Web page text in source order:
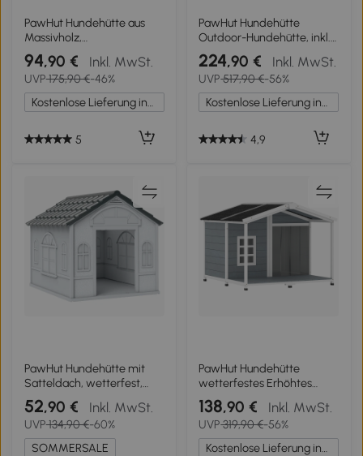
PawHut Hundehütte aus
Massivholz,
wetterbeständig,
Asphaltdach, 71 cm x 58
cm x 77 cm, Grau + Weiß
94,90 € Inkl. MwSt.
UVP175,90 €-46%
Kostenlose Lieferung innerhalb Deutschlands
5
PawHut Hundehütte
Outdoor-Hundehütte, inkl.
Veranda, wetterbeständig,
124 cm x 112 cm x 105 cm,
Grau + Weiß
224,90 € Inkl. MwSt.
UVP517,90 €-56%
Kostenlose Lieferung innerhalb Deutschlands
4,9
PawHut Hundehütte mit
Satteldach, wetterfest,
Kunststoff, 65 x 75,7 x 63
cm, Grau
52,90 € Inkl. MwSt.
UVP134,90 €-60%
SOMMERSALE
PawHut Hundehütte
wetterfestes Erhöhtes
Hundehaus aus Holz mit
Asphaltdach, Terrasse, für
mittelgroße Hunde
103x107x83,5cm Grau
138,90 € Inkl. MwSt.
UVP319,90 €-56%
Kostenlose Lieferung innerhalb Deutschlands